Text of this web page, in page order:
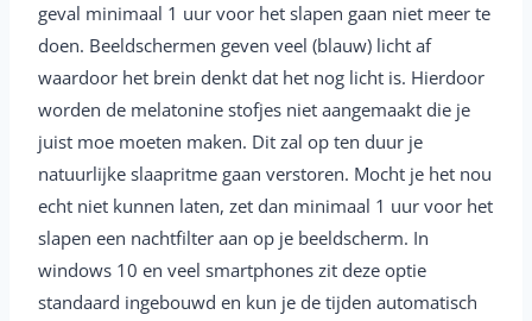
geval minimaal 1 uur voor het slapen gaan niet meer te
doen. Beeldschermen geven veel (blauw) licht af
waardoor het brein denkt dat het nog licht is. Hierdoor
worden de melatonine stofjes niet aangemaakt die je
juist moe moeten maken. Dit zal op ten duur je
natuurlijke slaapritme gaan verstoren. Mocht je het nou
echt niet kunnen laten, zet dan minimaal 1 uur voor het
slapen een nachtfilter aan op je beeldscherm. In
windows 10 en veel smartphones zit deze optie
standaard ingebouwd en kun je de tijden automatisch